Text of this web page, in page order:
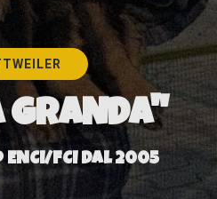
FCI dal 2005